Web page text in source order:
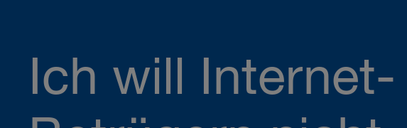
Ich will Internet-